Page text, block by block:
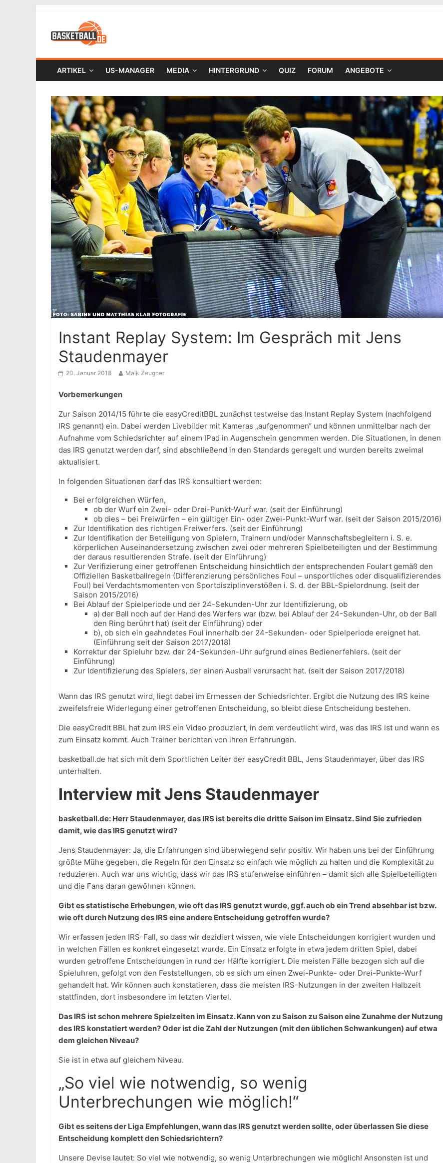
ARTIKEL US-MANAGER MEDIA HINTERGRUND QUIZ FORUM ANGEBOTE
Instant Replay System: Im Gespräch mit Jens
Staudenmayer
20. Januar 2018 Maik Zeugner
Vorbemerkungen
Zur Saison 2014/15 führte die easyCreditBBL zunächst testweise das Instant Replay System (nachfolgend
IRS genannt) ein. Dabei werden Livebilder mit Kameras „aufgenommen“ und können unmittelbar nach der
Aufnahme vom Schiedsrichter auf einem IPad in Augenschein genommen werden. Die Situationen, in denen
das IRS genutzt werden darf, sind abschließend in den Standards geregelt und wurden bereits zweimal
aktualisiert.
In folgenden Situationen darf das IRS konsultiert werden:
Bei erfolgreichen Würfen,
ob der Wurf ein Zwei- oder Drei-Punkt-Wurf war. (seit der Einführung)
ob dies – bei Freiwürfen – ein gültiger Ein- oder Zwei-Punkt-Wurf war. (seit der Saison 2015/2016)
Zur Identifikation des richtigen Freiwerfers. (seit der Einführung)
Zur Identifikation der Beteiligung von Spielern, Trainern und/oder Mannschaftsbegleitern i. S. e.
körperlichen Auseinandersetzung zwischen zwei oder mehreren Spielbeteiligten und der Bestimmung
der daraus resultierenden Strafe. (seit der Einführung)
Zur Verifizierung einer getroffenen Entscheidung hinsichtlich der entsprechenden Foulart gemäß den
Offiziellen Basketballregeln (Differenzierung persönliches Foul – unsportliches oder disqualifizierendes
Foul) bei Verdachtsmomenten von Sportdisziplinverstößen i. S. d. der BBL-Spielordnung. (seit der
Saison 2015/2016)
Bei Ablauf der Spielperiode und der 24-Sekunden-Uhr zur Identifizierung, ob
a) der Ball noch auf der Hand des Werfers war (bzw. bei Ablauf der 24-Sekunden-Uhr, ob der Ball
den Ring berührt hat) (seit der Einführung) oder
b), ob sich ein geahndetes Foul innerhalb der 24-Sekunden- oder Spielperiode ereignet hat.
(Einführung seit der Saison 2017/2018)
Korrektur der Spieluhr bzw. der 24-Sekunden-Uhr aufgrund eines Bedienerfehlers. (seit der
Einführung)
Zur Identifizierung des Spielers, der einen Ausball verursacht hat. (seit der Saison 2017/2018)
Wann das IRS genutzt wird, liegt dabei im Ermessen der Schiedsrichter. Ergibt die Nutzung des IRS keine
zweifelsfreie Widerlegung einer getroffenen Entscheidung, so bleibt diese Entscheidung bestehen.
Die easyCredit BBL hat zum IRS ein Video produziert, in dem verdeutlicht wird, was das IRS ist und wann es
zum Einsatz kommt. Auch Trainer berichten von ihren Erfahrungen.
basketball.de hat sich mit dem Sportlichen Leiter der easyCredit BBL, Jens Staudenmayer, über das IRS
unterhalten.
Interview mit Jens Staudenmayer
basketball.de: Herr Staudenmayer, das IRS ist bereits die dritte Saison im Einsatz. Sind Sie zufrieden
damit, wie das IRS genutzt wird?
Jens Staudenmayer: Ja, die Erfahrungen sind überwiegend sehr positiv. Wir haben uns bei der Einführung
größte Mühe gegeben, die Regeln für den Einsatz so einfach wie möglich zu halten und die Komplexität zu
reduzieren. Auch war uns wichtig, dass wir das IRS stufenweise einführen – damit sich alle Spielbeteiligten
und die Fans daran gewöhnen können.
Gibt es statistische Erhebungen, wie oft das IRS genutzt wurde, ggf. auch ob ein Trend absehbar ist bzw.
wie oft durch Nutzung des IRS eine andere Entscheidung getroffen wurde?
Wir erfassen jeden IRS-Fall, so dass wir dezidiert wissen, wie viele Entscheidungen korrigiert wurden und
in welchen Fällen es konkret eingesetzt wurde. Ein Einsatz erfolgte in etwa jedem dritten Spiel, dabei
wurden getroffene Entscheidungen in rund der Hälfte korrigiert. Die meisten Fälle bezogen sich auf die
Spieluhren, gefolgt von den Feststellungen, ob es sich um einen Zwei-Punkte- oder Drei-Punkte-Wurf
gehandelt hat. Wir können auch konstatieren, dass die meisten IRS-Nutzungen in der zweiten Halbzeit
stattfinden, dort insbesondere im letzten Viertel.
Das IRS ist schon mehrere Spielzeiten im Einsatz. Kann von zu Saison zu Saison eine Zunahme der Nutzung
des IRS konstatiert werden? Oder ist die Zahl der Nutzungen (mit den üblichen Schwankungen) auf etwa
dem gleichen Niveau?
Sie ist in etwa auf gleichem Niveau.
„So viel wie notwendig, so wenig
Unterbrechungen wie möglich!“
Gibt es seitens der Liga Empfehlungen, wann das IRS genutzt werden sollte, oder überlassen Sie diese
Entscheidung komplett den Schiedsrichtern?
Unsere Devise lautet: So viel wie notwendig, so wenig Unterbrechungen wie möglich! Ansonsten ist und